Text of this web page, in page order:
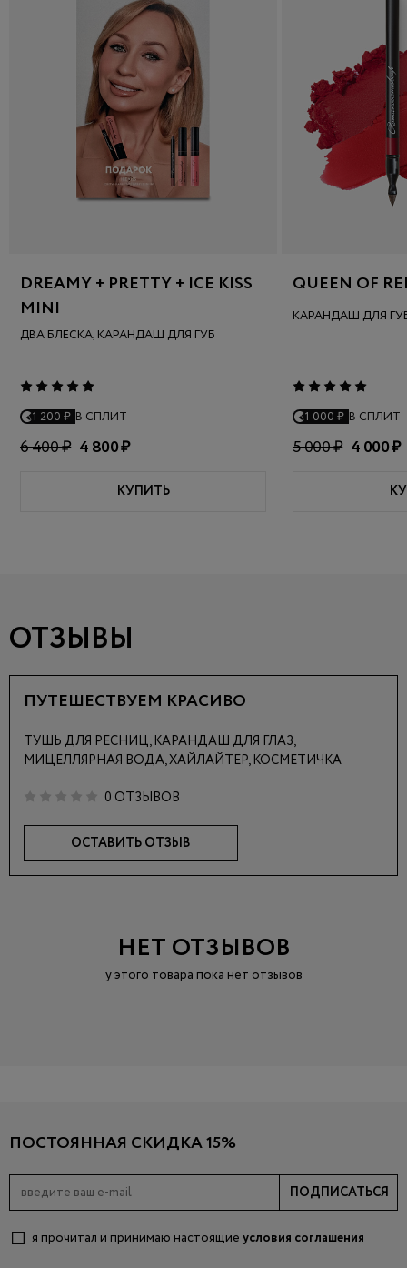
DREAMY + PRETTY + ICE KISS
MINI
ДВА БЛЕСКА, КАРАНДАШ ДЛЯ ГУБ
1 200 ₽ В СПЛИТ
6 400 ₽ 4 800 ₽
КУПИТЬ
QUEEN OF
КАРАНДАШ ДЛЯ
1 000 ₽ В СПЛИТ
5 000 ₽ 4 000 ₽
ОТЗЫВЫ
ПУТЕШЕСТВУЕМ КРАСИВО
ТУШЬ ДЛЯ РЕСНИЦ, КАРАНДАШ ДЛЯ ГЛАЗ,
МИЦЕЛЛЯРНАЯ ВОДА, ХАЙЛАЙТЕР, КОСМЕТИЧКА
0 ОТЗЫВОВ
ОСТАВИТЬ ОТЗЫВ
НЕТ ОТЗЫВОВ
у этого товара пока нет отзывов
ПОСТОЯННАЯ СКИДКА 15%
ПОДПИСАТЬСЯ
я прочитал и принимаю настоящие условия соглашения